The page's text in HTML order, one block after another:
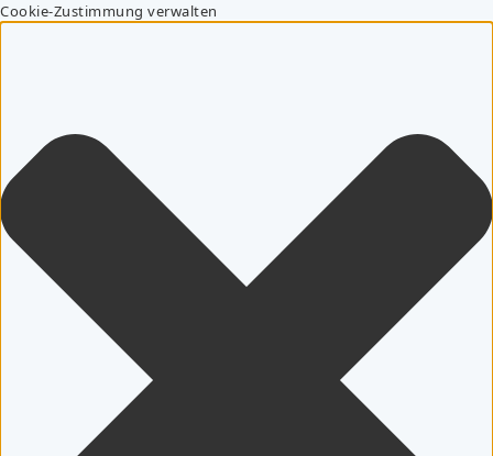
Cookie-Zustimmung verwalten